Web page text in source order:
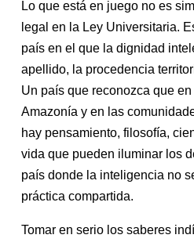
Lo que está en juego no es
legal en la Ley Universitaria.
país en el que la dignidad
apellido, la procedencia
Un país que reconozca que
Amazonía y en las
hay pensamiento, filosofía,
vida que pueden iluminar los
país donde la inteligencia no
práctica compartida.
Tomar en serio los saberes